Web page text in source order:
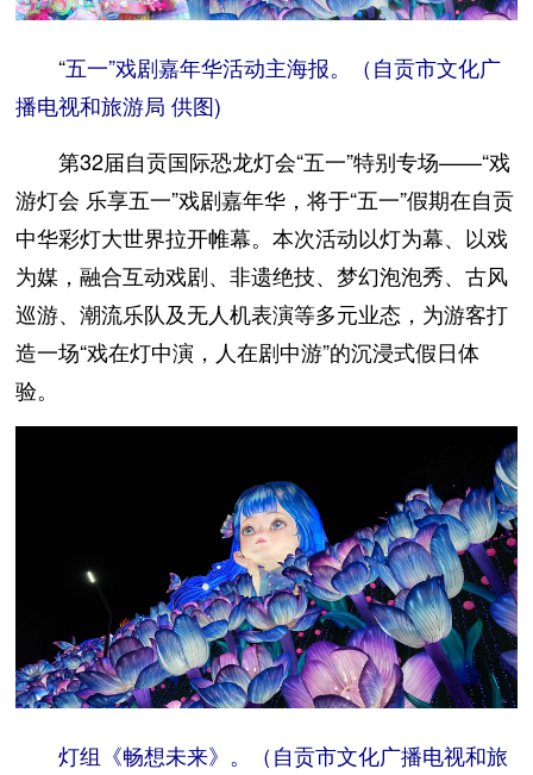
“五一”戏剧嘉年华活动主海报。（自贡市文化广
播电视和旅游局 供图)
第32届自贡国际恐龙灯会“五一”特别专场——“戏
游灯会 乐享五一”戏剧嘉年华，将于“五一”假期在自贡
中华彩灯大世界拉开帷幕。本次活动以灯为幕、以戏
为媒，融合互动戏剧、非遗绝技、梦幻泡泡秀、古风
巡游、潮流乐队及无人机表演等多元业态，为游客打
造一场“戏在灯中演，人在剧中游”的沉浸式假日体
验。
灯组《畅想未来》。（自贡市文化广播电视和旅